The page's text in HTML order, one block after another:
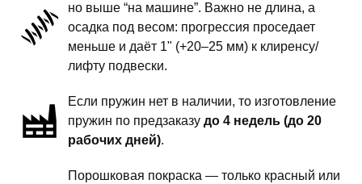
пружины
передней
подвески
дюйма
но выше “на машине”. Важно не длина, а
осадка под весом: прогрессия проседает
меньше и даёт 1" (+20–25 мм) к клиренсу/
лифту подвески.
Если пружин нет в наличии, то изготовление
пружин по предзаказу до 4 недель (до 20
рабочих дней).
Порошковая покраска — только красный или